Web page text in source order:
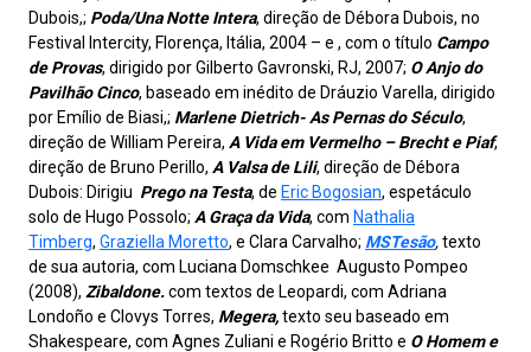
Dubois,; Poda/Una Notte Intera, direção de Débora Dubois, no
Festival Intercity, Florença, Itália, 2004 – e , com o título Campo
de Provas, dirigido por Gilberto Gavronski, RJ, 2007; O Anjo do
Pavilhão Cinco, baseado em inédito de Dráuzio Varella, dirigido
por Emílio de Biasi,; Marlene Dietrich- As Pernas do Século,
direção de William Pereira, A Vida em Vermelho – Brecht e Piaf,
direção de Bruno Perillo, A Valsa de Lili, direção de Débora
Dubois: Dirigiu Prego na Testa, de Eric Bogosian, espetáculo
solo de Hugo Possolo; A Graça da Vida, com Nathalia
Timberg, Graziella Moretto, e Clara Carvalho; MSTesão,texto
de sua autoria, com Luciana Domschkee Augusto Pompeo
(2008), Zibaldone.com textos de Leopardi, com Adriana
Londoño e Clovys Torres, Megera,texto seu baseado em
Shakespeare, com Agnes Zuliani e Rogério Britto e O Homem e